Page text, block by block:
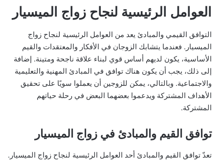
العوامل الرئيسية لنجاح زواج الميسيار
التوافق القيمي والمبادئ يعد من العوامل الرئيسية لنجاح زواج
الميسيار. فعندما يتشابك الزوجان في الأفكار والمعتقدات والقيم
الأساسية، يكون لديهم أساس قوي لبناء علاقة ناجحة ومتينة. إضافة
إلى ذلك، يجب أن يكون هناك توافق في المبادئ المهنية والتعليمية
والاجتماعية. وبالتالي، يمكن للزوجين أن يعملوا سويًا على تحقيق
الأهداف المشتركة ويدعموا بعضهما البعض في رحلة حياتهم
المشتركة.
توافق القيم والمبادئ في زواج الميسيار
تعدّ توافق القيم والمبادئ أحد العوامل الرئيسية لنجاح زواج الميسيار.